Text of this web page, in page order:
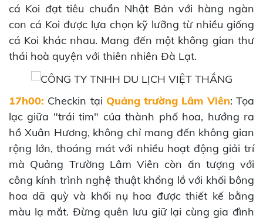
cá Koi đạt tiêu chuẩn Nhật Bản với hàng ngàn
con cá Koi được lựa chọn kỹ lưỡng từ nhiều giống
cá Koi khác nhau. Mang đến một không gian thư
thái hoà quyện với thiên nhiên Đà Lạt.
17h00: Checkin tại Quảng trường Lâm Viên: Tọa
lạc giữa "trái tim" của thành phố hoa, hướng ra
hồ Xuân Hương, không chỉ mang đến không gian
rộng lớn, thoáng mát với nhiều hoạt động giải trí
mà Quảng Trường Lâm Viên còn ấn tượng với
công kính trình nghệ thuật khổng lồ với khối bông
hoa dã quỳ và khối nụ hoa được thiết kế bằng
màu lạ mắt. Đừng quên lưu giữ lại cùng gia đình